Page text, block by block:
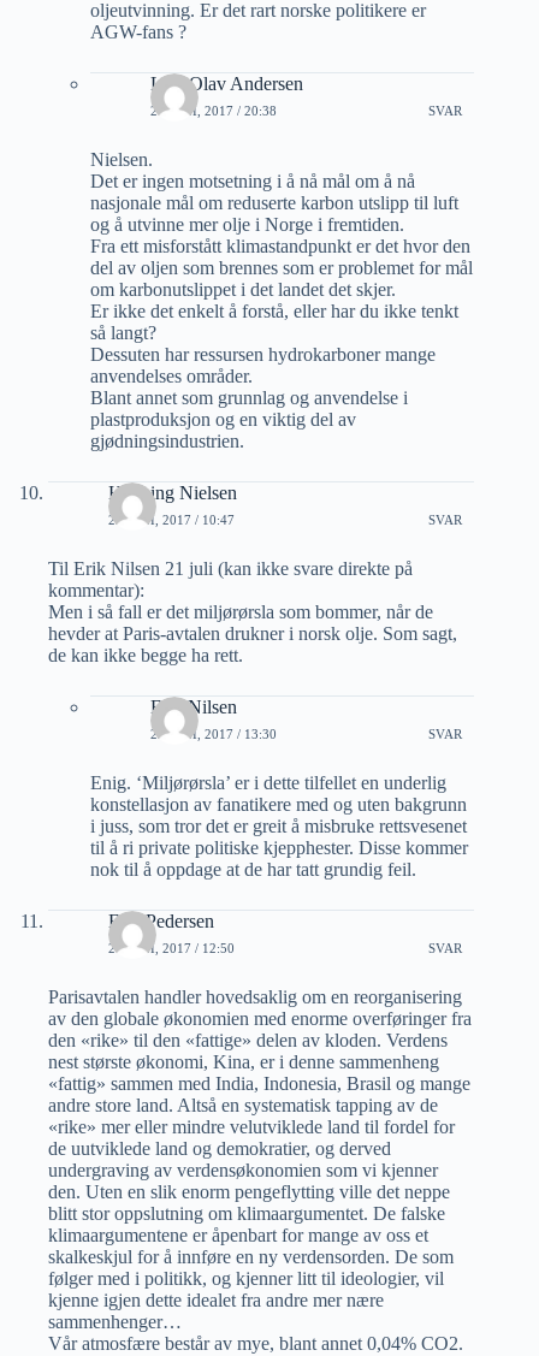
oljeutvinning. Er det rart norske politikere er
AGW-fans ?
Lars Olav Andersen
21 JUNI, 2017 / 20:38 SVAR
Nielsen.
Det er ingen motsetning i å nå mål om å nå
nasjonale mål om reduserte karbon utslipp til luft
og å utvinne mer olje i Norge i fremtiden.
Fra ett misforstått klimastandpunkt er det hvor den
del av oljen som brennes som er problemet for mål
om karbonutslippet i det landet det skjer.
Er ikke det enkelt å forstå, eller har du ikke tenkt
så langt?
Dessuten har ressursen hydrokarboner mange
anvendelses områder.
Blant annet som grunnlag og anvendelse i
plastproduksjon og en viktig del av
gjødningsindustrien.
Henning Nielsen
22 JUNI, 2017 / 10:47 SVAR
Til Erik Nilsen 21 juli (kan ikke svare direkte på
kommentar):
Men i så fall er det miljørørsla som bommer, når de
hevder at Paris-avtalen drukner i norsk olje. Som sagt,
de kan ikke begge ha rett.
Erik Nilsen
22 JUNI, 2017 / 13:30 SVAR
Enig. ‘Miljørørsla’ er i dette tilfellet en underlig
konstellasjon av fanatikere med og uten bakgrunn
i juss, som tror det er greit å misbruke rettsvesenet
til å ri private politiske kjepphester. Disse kommer
nok til å oppdage at de har tatt grundig feil.
Erik Pedersen
26 JUNI, 2017 / 12:50 SVAR
Parisavtalen handler hovedsaklig om en reorganisering
av den globale økonomien med enorme overføringer fra
den «rike» til den «fattige» delen av kloden. Verdens
nest største økonomi, Kina, er i denne sammenheng
«fattig» sammen med India, Indonesia, Brasil og mange
andre store land. Altså en systematisk tapping av de
«rike» mer eller mindre velutviklede land til fordel for
de uutviklede land og demokratier, og derved
undergraving av verdensøkonomien som vi kjenner
den. Uten en slik enorm pengeflytting ville det neppe
blitt stor oppslutning om klimaargumentet. De falske
klimaargumentene er åpenbart for mange av oss et
skalkeskjul for å innføre en ny verdensorden. De som
følger med i politikk, og kjenner litt til ideologier, vil
kjenne igjen dette idealet fra andre mer nære
sammenhenger…
Vår atmosfære består av mye, blant annet 0,04% CO2.